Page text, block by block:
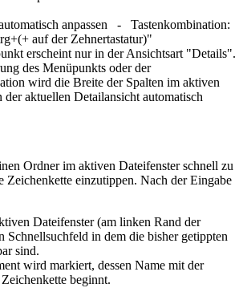
anpassen - Tastenkombination:
auf der Zehnertastatur)"
erscheint nur in der Ansichtsart "Details".
des Menüpunkts oder der
wird die Breite der Spalten im aktiven
der aktuellen Detailansicht automatisch
Ordner im aktiven Dateifenster schnell zu
Zeichenkette einzutippen. Nach der Eingabe
Dateifenster (am linken Rand der
Schnellsuchfeld in dem die bisher getippten
sind.
wird markiert, dessen Name mit der
beginnt.